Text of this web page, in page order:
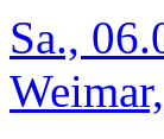
Sa.,